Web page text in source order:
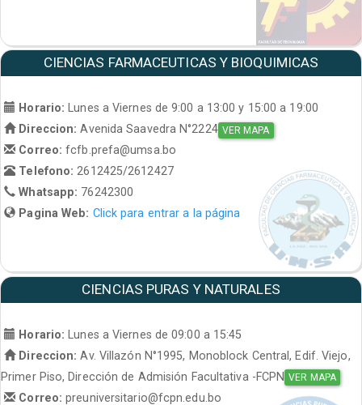
CIENCIAS FARMACEUTICAS Y BIOQUIMICAS
Horario: Lunes a Viernes de 9:00 a 13:00 y 15:00 a 19:00
Direccion: Avenida Saavedra N°2224 VER MAPA
Correo:fcfb.prefa@umsa.bo
Telefono:2612425/2612427
Whatsapp: 76242300
Pagina Web: Click para entrar a la página
CIENCIAS PURAS Y NATURALES
Horario:
Lunes a Viernes de 09:00 a 15:45
Direccion: Av. Villazón N°1995, Monoblock Central, Edif. Viejo,
Primer Piso, Dirección de Admisión Facultativa -FCPN VER MAPA
Correo:preuniversitario@fcpn.edu.bo